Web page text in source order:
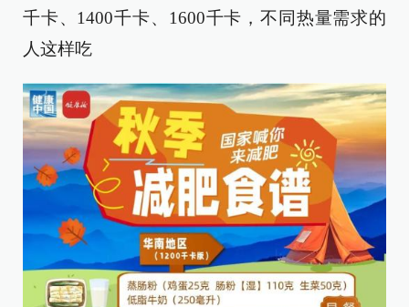
千卡、1400千卡、1600千卡，不同热量需求的
人这样吃